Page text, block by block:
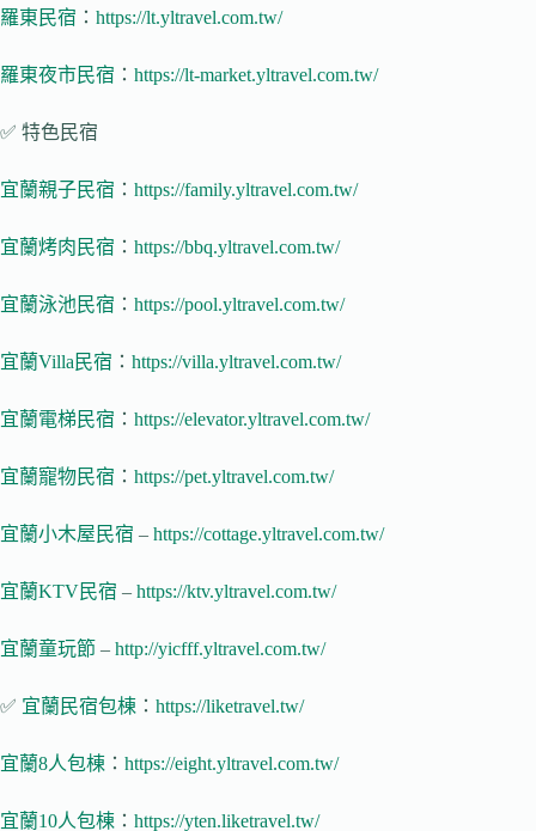
羅東民宿 ： https://lt.yltravel.com.tw/
羅東夜市民宿 ： https://lt-market.yltravel.com.tw/
✅ 特色民宿
宜蘭親子民宿 ： https://family.yltravel.com.tw/
宜蘭烤肉民宿 ： https://bbq.yltravel.com.tw/
宜蘭泳池民宿 ： https://pool.yltravel.com.tw/
宜蘭Villa民宿 ： https://villa.yltravel.com.tw/
宜蘭電梯民宿 ： https://elevator.yltravel.com.tw/
宜蘭寵物民宿 ： https://pet.yltravel.com.tw/
宜蘭小木屋民宿 – https://cottage.yltravel.com.tw/
宜蘭KTV民宿 – https://ktv.yltravel.com.tw/
宜蘭童玩節 – http://yicfff.yltravel.com.tw/
✅ 宜蘭民宿包棟 ： https://liketravel.tw/
宜蘭8人包棟 ： https://eight.yltravel.com.tw/
宜蘭10人包棟 ： https://yten.liketravel.tw/